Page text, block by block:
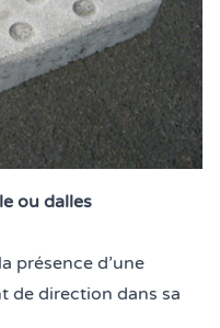
ou dalles
présence d’une
de direction dans sa